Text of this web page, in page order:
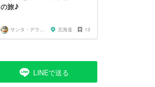
の旅♪
サンタ・デラックス 北海道 13
LINEで送る